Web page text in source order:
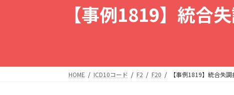
【事例1819】統合
HOME ICD10コード F2 F20 【事例1819】統合失